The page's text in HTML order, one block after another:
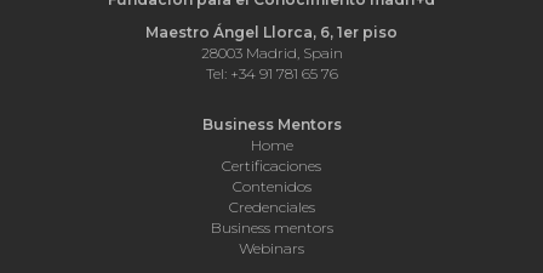
Maestro Ángel Llorca, 6, 1er piso
28003 Madrid, Spain
Tel: +34 91 781 65 76
Business Mentors
Home
Certificaciones
Contenidos
Credenciales
Business mentors
Webinars